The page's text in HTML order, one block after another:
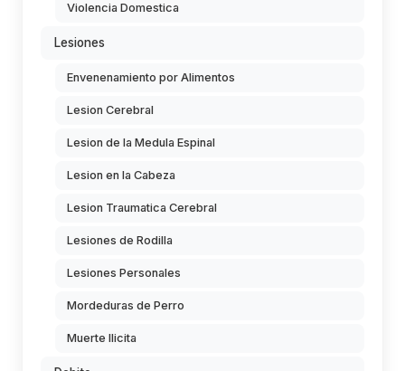
Violencia Domestica
Lesiones
Envenenamiento por Alimentos
Lesion Cerebral
Lesion de la Medula Espinal
Lesion en la Cabeza
Lesion Traumatica Cerebral
Lesiones de Rodilla
Lesiones Personales
Mordeduras de Perro
Muerte Ilicita